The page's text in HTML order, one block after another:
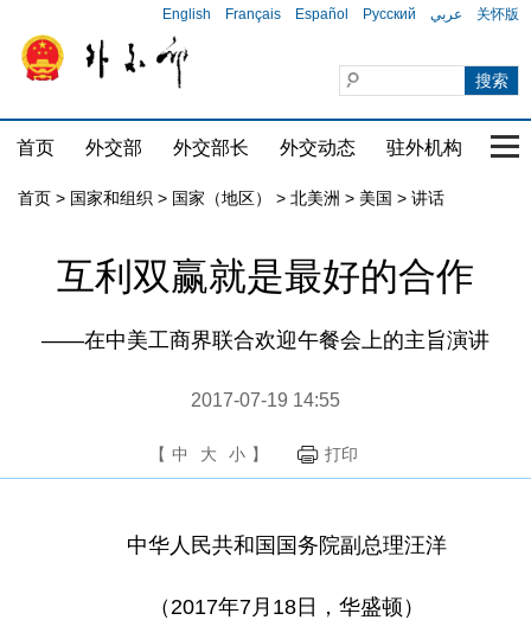
English Français Español Русский عربي 关怀版
首页 外交部 外交部长 外交动态 驻外机构 国
首页 > 国家和组织 > 国家（地区） > 北美洲 > 美国 > 讲话
互利双赢就是最好的合作
——在中美工商界联合欢迎午餐会上的主旨演讲
2017-07-19 14:55
【 中 大 小 】 打印
中华人民共和国国务院副总理汪洋
（2017年7月18日，华盛顿）